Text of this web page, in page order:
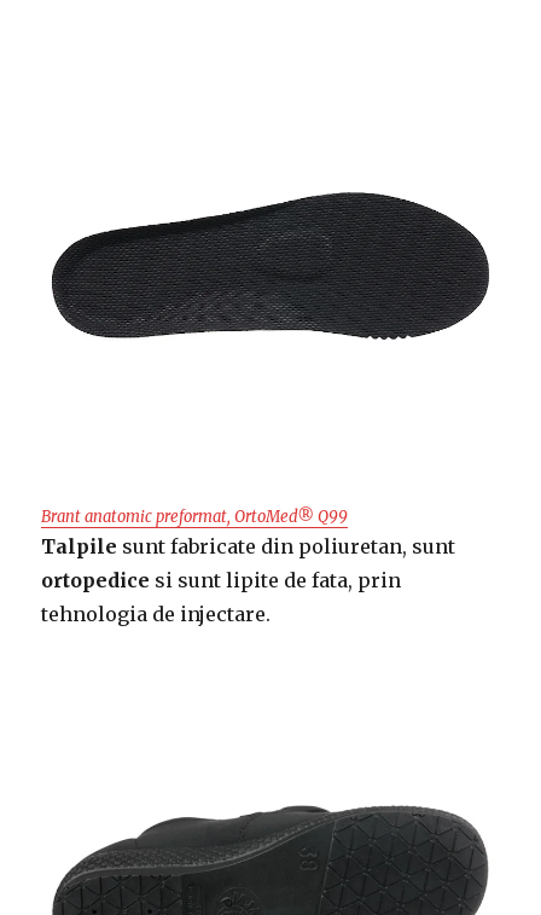
Brant anatomic preformat, OrtoMed® Q99
Talpile sunt fabricate din poliuretan, sunt
ortopedice si sunt lipite de fata, prin
tehnologia de injectare.